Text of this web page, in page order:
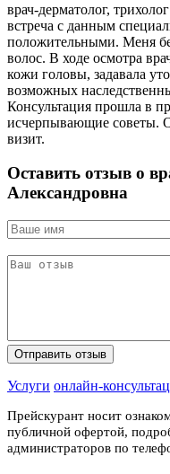
врач-дерматолог,
встреча с данным
положительными. Меня
волос. В ходе осмотра
кожи головы, задавала
возможных
Консультация прошла в
исчерпывающие советы.
визит.
Оставить отзыв о
Александровна
Услуги онлайн-
Прейскурант носит
публичной офертой,
администраторов по